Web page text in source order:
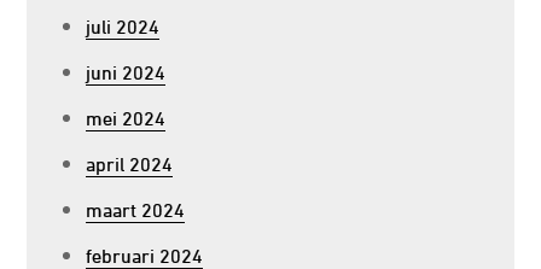
juli 2024
juni 2024
mei 2024
april 2024
maart 2024
februari 2024